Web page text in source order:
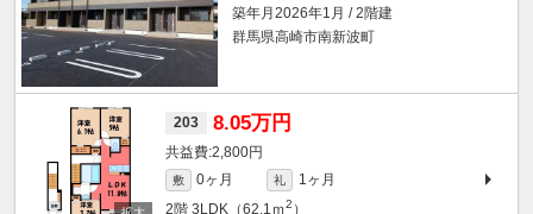
築年月2026年1月 / 2階建
群馬県高崎市南新波町
203 8.05万円
2,800円
敷 0ヶ月 礼
1ヶ月
2階 3LDK（62.1ｍ2 ）